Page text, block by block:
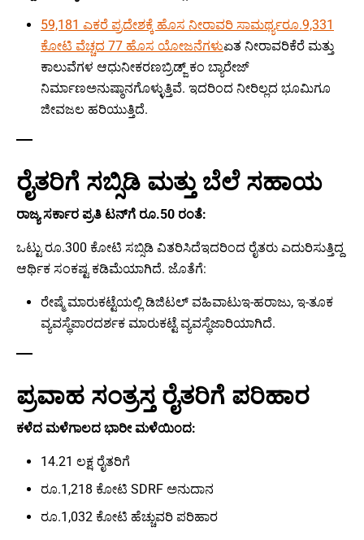
59,181 ಎಕರೆ ಪ್ರದೇಶಕ್ಕೆ ಹೊಸ ನೀರಾವರಿ ಸಾಮರ್ಥ್ಯರೂ.9,331
ಕೋಟಿ ವೆಚ್ಚದ 77 ಹೊಸ ಯೋಜನೆಗಳುಏತ ನೀರಾವರಿಕೆರೆ ಮತ್ತು
ಕಾಲುವೆಗಳ ಆಧುನೀಕರಣಬ್ರಿಡ್ಜ್ ಕಂ ಬ್ಯಾರೇಜ್
ನಿರ್ಮಾಣಅನುಷ್ಠಾನಗೊಳ್ಳುತ್ತಿವೆ. ಇದರಿಂದ ನೀರಿಲ್ಲದ ಭೂಮಿಗೂ
ಜೀವಜಲ ಹರಿಯುತ್ತಿದೆ.
ರೈತರಿಗೆ ಸಬ್ಸಿಡಿ ಮತ್ತು ಬೆಲೆ ಸಹಾಯ
ರಾಜ್ಯ ಸರ್ಕಾರ ಪ್ರತಿ ಟನ್‌ಗೆ ರೂ.50 ರಂತೆ:
ಒಟ್ಟು ರೂ.300 ಕೋಟಿ ಸಬ್ಸಿಡಿ ವಿತರಿಸಿದೆಇದರಿಂದ ರೈತರು ಎದುರಿಸುತ್ತಿದ್ದ
ಆರ್ಥಿಕ ಸಂಕಷ್ಟ ಕಡಿಮೆಯಾಗಿದೆ. ಜೊತೆಗೆ:
ರೇಷ್ಮೆ ಮಾರುಕಟ್ಟೆಯಲ್ಲಿ ಡಿಜಿಟಲ್ ವಹಿವಾಟುಇ-ಹರಾಜು, ಇ-ತೂಕ
ವ್ಯವಸ್ಥೆಪಾರದರ್ಶಕ ಮಾರುಕಟ್ಟೆ ವ್ಯವಸ್ಥೆಜಾರಿಯಾಗಿದೆ.
ಪ್ರವಾಹ ಸಂತ್ರಸ್ತ ರೈತರಿಗೆ ಪರಿಹಾರ
ಕಳೆದ ಮಳೆಗಾಲದ ಭಾರೀ ಮಳೆಯಿಂದ:
14.21 ಲಕ್ಷ ರೈತರಿಗೆ
ರೂ.1,218 ಕೋಟಿ SDRF ಅನುದಾನ
ರೂ.1,032 ಕೋಟಿ ಹೆಚ್ಚುವರಿ ಪರಿಹಾರ